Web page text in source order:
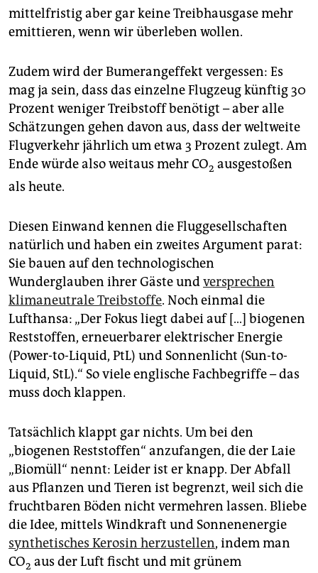
mittelfristig aber gar keine Treib­haus­gase mehr
emittieren, wenn wir überleben wollen.
Zudem wird der Bumerangeffekt vergessen: Es
mag ja sein, dass das einzelne Flugzeug künftig 30
Prozent weniger Treibstoff benötigt – aber alle
Schätzungen gehen davon aus, dass der weltweite
Flugverkehr jährlich um etwa 3 Prozent zulegt. Am
Ende würde also weitaus mehr CO2 ausgestoßen
als heute.
Diesen Einwand kennen die Fluggesellschaften
natürlich und haben ein zweites Argument parat:
Sie bauen auf den technologischen
Wunderglauben ihrer Gäste undversprechen
klimaneutrale Treibstoffe. Noch einmal die
Lufthansa: „Der Fokus liegt dabei auf […] biogenen
Reststoffen, erneuerbarer elektrischer Energie
(Power-to-Liquid, PtL) und Sonnenlicht (Sun-to-
Liquid, StL).“ So viele englische Fachbegriffe – das
muss doch klappen.
Tatsächlich klappt gar nichts. Um bei den
„biogenen Reststoffen“ anzufangen, die der Laie
„Biomüll“ nennt: Leider ist er knapp. Der Abfall
aus Pflanzen und Tieren ist begrenzt, weil sich die
fruchtbaren Böden nicht vermehren lassen. Bliebe
die Idee, mittels Windkraft und Sonnenenergie
synthetisches Kerosin herzustellen, indem man
CO2 aus der Luft fischt und mit grünem